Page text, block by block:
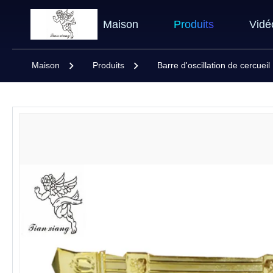
Maison Produits
Maison Produits Barre d'oscillation de cercueil